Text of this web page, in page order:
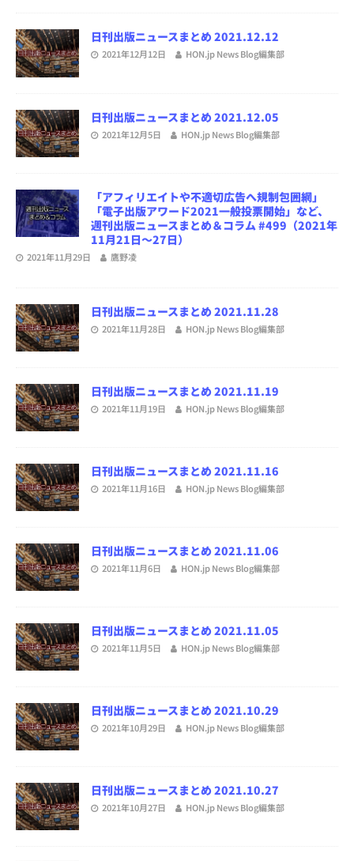
日刊出版ニュースまとめ 2021.12.12
2021年12月12日 HON.jp News Blog編集部
日刊出版ニュースまとめ 2021.12.05
2021年12月5日 HON.jp News Blog編集部
「アフィリエイトや不適切広告へ規制包囲網」
「電子出版アワード2021一般投票開始」など、
週刊出版ニュースまとめ＆コラム #499（2021年
11月21日～27日）
2021年11月29日 鷹野凌
日刊出版ニュースまとめ 2021.11.28
2021年11月28日 HON.jp News Blog編集部
日刊出版ニュースまとめ 2021.11.19
2021年11月19日 HON.jp News Blog編集部
日刊出版ニュースまとめ 2021.11.16
2021年11月16日 HON.jp News Blog編集部
日刊出版ニュースまとめ 2021.11.06
2021年11月6日 HON.jp News Blog編集部
日刊出版ニュースまとめ 2021.11.05
2021年11月5日 HON.jp News Blog編集部
日刊出版ニュースまとめ 2021.10.29
2021年10月29日 HON.jp News Blog編集部
日刊出版ニュースまとめ 2021.10.27
2021年10月27日 HON.jp News Blog編集部